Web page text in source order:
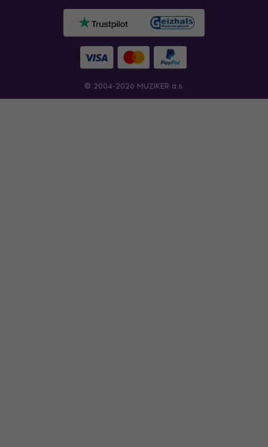
© 2004-2026 MUZIKER a.s.